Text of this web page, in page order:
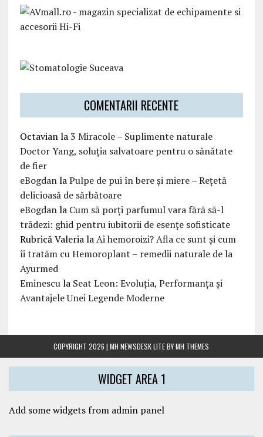
COMENTARII RECENTE
Octavianla3 Miracole – Suplimente naturale
Doctor Yang, soluția salvatoare pentru o sănătate
de fier
eBogdanlaPulpe de pui în bere și miere – Rețetă
delicioasă de sărbătoare
eBogdanla Cum să porți parfumul vara fără să-l
trădezi: ghid pentru iubitorii de esențe sofisticate
Rubrică ValerialaAi hemoroizi? Afla ce sunt și cum
îi tratăm cu Hemoroplant – remedii naturale de la
Ayurmed
Eminescula Seat Leon: Evoluția, Performanța și
Avantajele Unei Legende Moderne
COPYRIGHT 2026 | MH NEWSDESK LITE BYMH THEMES
WIDGET AREA 1
Add some widgets from admin panel